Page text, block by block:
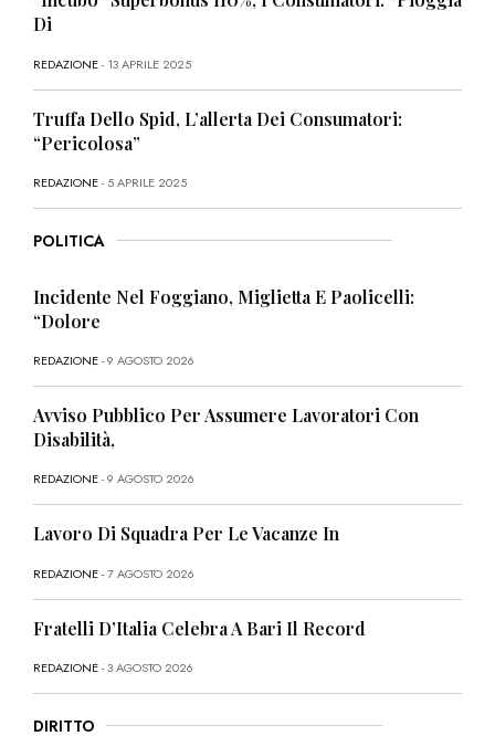
Di
REDAZIONE- 13 APRILE 2025
Truffa Dello Spid, L’allerta Dei Consumatori:
“Pericolosa”
REDAZIONE- 5 APRILE 2025
POLITICA
Incidente Nel Foggiano, Miglietta E Paolicelli:
“Dolore
REDAZIONE- 9 AGOSTO 2026
Avviso Pubblico Per Assumere Lavoratori Con
Disabilità,
REDAZIONE- 9 AGOSTO 2026
Lavoro Di Squadra Per Le Vacanze In
REDAZIONE- 7 AGOSTO 2026
Fratelli D’Italia Celebra A Bari Il Record
REDAZIONE- 3 AGOSTO 2026
DIRITTO